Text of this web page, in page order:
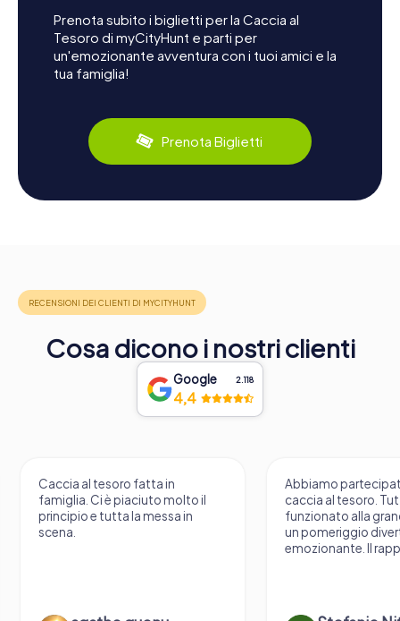
Prenota subito i biglietti per la Caccia al
Tesoro di myCityHunt e parti per
un'emozionante avventura con i tuoi amici e la
tua famiglia!
Prenota Biglietti
Cosa dicono i nostri clienti
Google 2.118
4,4
Caccia al tesoro fatta in
famiglia. Ci è piaciuto molto il
principio e tutta la messa in
scena.
Abbiamo
caccia al tesoro.
funzionato alla
un pomeriggio
emozionante. Il